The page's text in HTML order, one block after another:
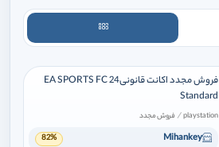
فروش مجدد اکانت قانونیEA SPORTS FC 24
Standard
playstation
/ فروش مجدد
Mihankey
82%